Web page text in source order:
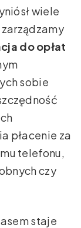
wiele
do opłat
sobie
płacenie za
telefonu,
czy
staje